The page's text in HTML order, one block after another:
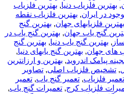
, بهترین فلزیاب دنیا, بهترین فلزیاب
در ایران, بهترین فلزیاب نقطه
بهترین فلزیابهای جهان, بهترین گنج
گنج یاب جهان, بهترین گنج یاب در
, بهترین گنج یاب دنیا, بهترین گنج
های جهان, بهترین گنج یابهای دنیا,
پیامک اندروید, بهترین و ارزانترین
, تشخیص فلزیاب اصلی, تصاویر
تعمیر فلزیاب, تعمیر گنج یاب, تعمیر
فلزیاب کرج, تعمیرات گنج یاب,